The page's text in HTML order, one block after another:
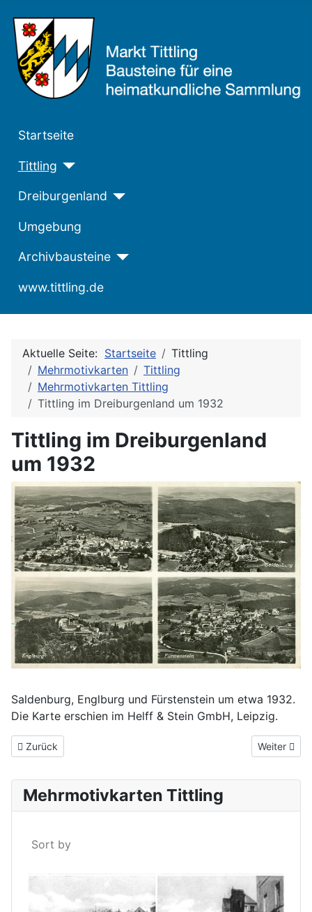
Startseite
Tittling
Dreiburgenland
Umgebung
Archivbausteine
www.tittling.de
Aktuelle Seite: Startseite
Tittling
Mehrmotivkarten
Tittling
Mehrmotivkarten Tittling
Tittling im Dreiburgenland um 1932
Tittling im Dreiburgenland
um 1932
Saldenburg, Englburg und Fürstenstein um etwa 1932.
Die Karte erschien im Helff & Stein GmbH, Leipzig.
Vorheriger Beitrag: Tittling und die drei Waldschlösser
Zurück Nächster
Weiter
Mehrmotivkarten Tittling
Sort by